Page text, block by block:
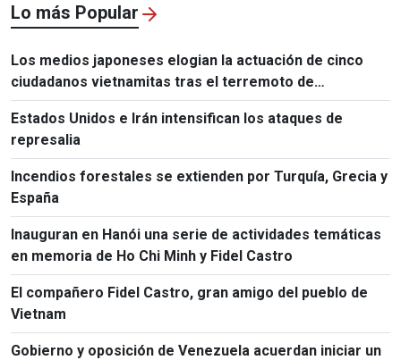
Lo más Popular
Los medios japoneses elogian la actuación de cinco
ciudadanos vietnamitas tras el terremoto de
Kumamoto
Estados Unidos e Irán intensifican los ataques de
represalia
Incendios forestales se extienden por Turquía, Grecia y
España
Inauguran en Hanói una serie de actividades temáticas
en memoria de Ho Chi Minh y Fidel Castro
El compañero Fidel Castro, gran amigo del pueblo de
Vietnam
Gobierno y oposición de Venezuela acuerdan iniciar un